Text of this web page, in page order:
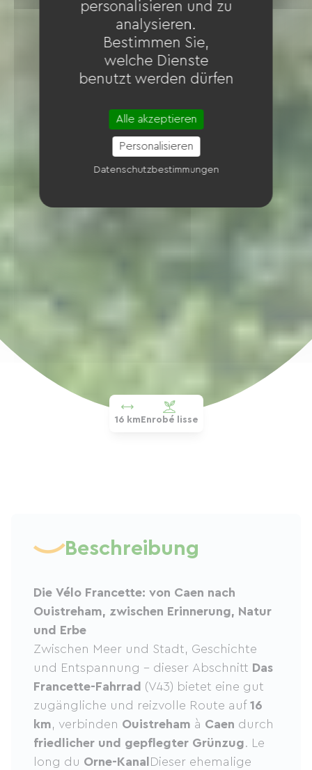
16 km Enrobé lisse
Beschreibung
Die Vélo Francette: von Caen nach
Ouistreham, zwischen Erinnerung, Natur
und Erbe
Zwischen Meer und Stadt, Geschichte
und Entspannung – dieser Abschnitt Das
Francette-Fahrrad (V43) bietet eine gut
zugängliche und reizvolle Route auf 16
km, verbinden Ouistreham à Caen durch
friedlicher und gepflegter Grünzug. Le
long du Orne-Kanal Dieser ehemalige
personalisieren und zu
analysieren.
Bestimmen Sie,
welche Dienste
benutzt werden dürfen
Alle akzeptieren
Personalisieren
Datenschutzbestimmungen